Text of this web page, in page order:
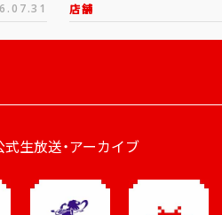
店舗
式生放送・アーカイブ